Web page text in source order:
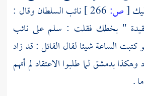
[ص:
نائب السلطان وقال :
" بخطك فقلت : سلم على نائب
الساعة شيئا لقال القائل : قد زاد
وهكذابدمشقلما طلبوا الاعتقاد لم أتهم
.